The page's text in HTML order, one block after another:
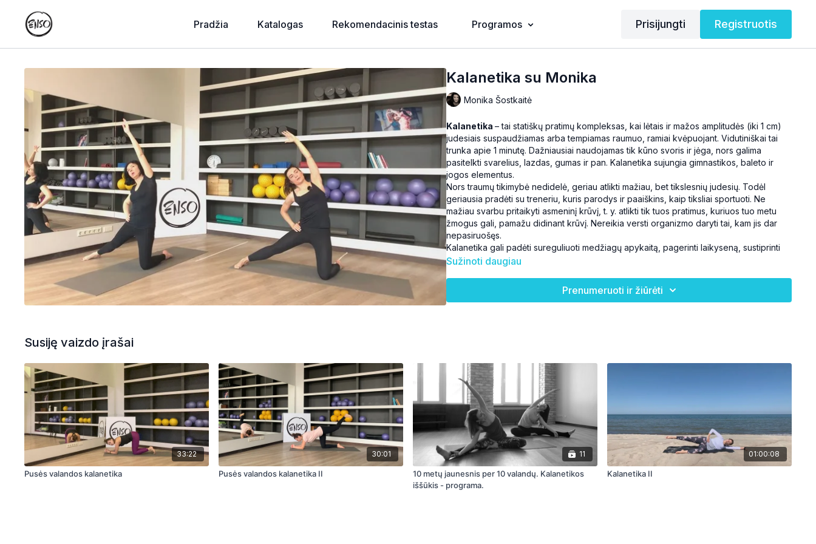
Pradžia Katalogas Rekomendacinis testas Programos Prisijungti Registruotis
Kalanetika su Monika
Monika Šostkaitė
Kalanetika– tai statiškų pratimų kompleksas, kai lėtais ir mažos amplitudės (iki 1 cm)
judesiais suspaudžiamas arba tempiamas raumuo, ramiai kvėpuojant. Vidutiniškai tai
trunka apie 1 minutę. Dažniausiai naudojamas tik kūno svoris ir jėga, nors galima
pasitelkti svarelius, lazdas, gumas ir pan. Kalanetika sujungia gimnastikos, baleto ir
jogos elementus.
Nors traumų tikimybė nedidelė, geriau atlikti mažiau, bet tikslesnių judesių. Todėl
geriausia pradėti su treneriu, kuris parodys ir paaiškins, kaip tiksliai sportuoti. Ne
mažiau svarbu pritaikyti asmeninį krūvį, t. y. atlikti tik tuos pratimus, kuriuos tuo metu
žmogus gali, pamažu didinant krūvį. Nereikia versti organizmo daryti tai, kam jis dar
nepasiruošęs.
Kalanetika gali padėti sureguliuoti medžiagų apykaitą, pagerinti laikyseną, sustiprinti
raumenis, ypač giluminius. Jos dėka sąnariai ir kūnas tampa tvirti bei lankstūs. Maža to,
Bet kokio amžiaus ir kūno sudėjimo žmonėms;
Sužinoti daugiau
Prenumeruoti ir žiūrėti
Susiję vaizdo įrašai
33:22
Pusės valandos kalanetika
30:01
Pusės valandos kalanetika II
11
10 metų jaunesnis per 10 valandų. Kalanetikos
iššūkis - programa.
01:00:08
Kalanetika II